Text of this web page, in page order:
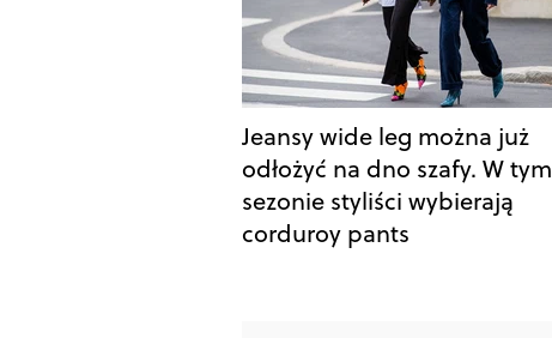
Jeansy wide leg można już
odłożyć na dno szafy. W tym
sezonie styliści wybierają
corduroy pants